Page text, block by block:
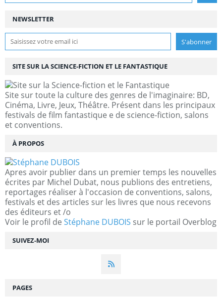
NEWSLETTER
SUIVEZ-MOI
SITE SUR LA SCIENCE-FICTION ET LE FANTASTIQUE
Site sur toute la culture des genres de l'imaginaire: BD,
Cinéma, Livre, Jeux, Théâtre. Présent dans les principaux
festivals de film fantastique e de science-fiction, salons
et conventions.
À PROPOS
Apres avoir publier dans un premier temps les nouvelles
écrites par Michel Dubat, nous publions des entretiens,
reportages réaliser à l'occasion de conventions, salons,
festivals et des articles sur les livres que nous recevons
des éditeurs et /o
Voir le profil de Stéphane DUBOIS sur le portail Overblog
PAGES